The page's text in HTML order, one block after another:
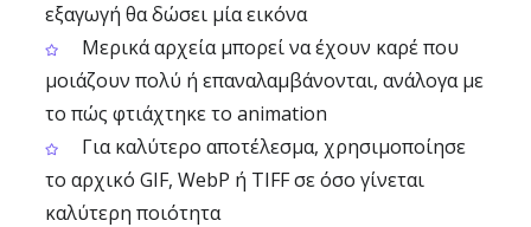
εξαγωγή θα δώσει μία εικόνα
Μερικά αρχεία μπορεί να έχουν καρέ που
μοιάζουν πολύ ή επαναλαμβάνονται, ανάλογα με
το πώς φτιάχτηκε το animation
Για καλύτερο αποτέλεσμα, χρησιμοποίησε
το αρχικό GIF, WebP ή TIFF σε όσο γίνεται
καλύτερη ποιότητα